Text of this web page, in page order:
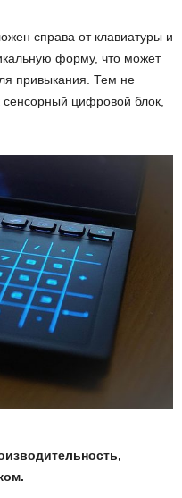
справа от клавиатуры и
форму, что может
привыкания. Тем не
цифровой блок,